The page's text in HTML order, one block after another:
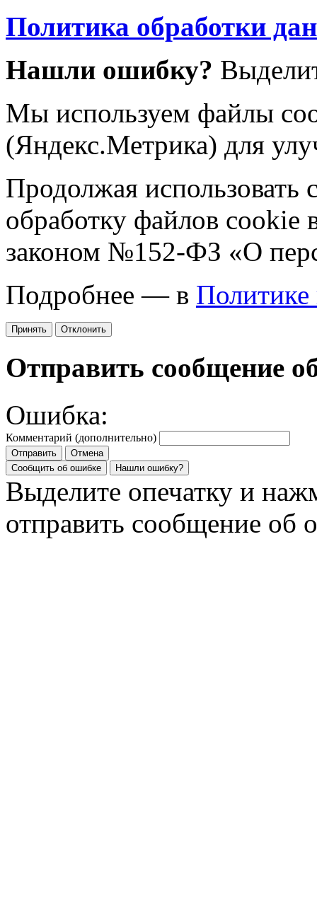
Политика обработки
Нашли ошибку?
Мы используем файлы
(Яндекс.Метрика) для
Продолжая использовать
обработку файлов cookie
законом №152-ФЗ «О
Подробнее — в Политике
Принять Отклонить
Отправить сообщение
Ошибка:
Комментарий (дополнительно)
Отправить
Отмена
Сообщить об ошибке
Нашли ошибку?
Выделите опечатку и
отправить сообщение об